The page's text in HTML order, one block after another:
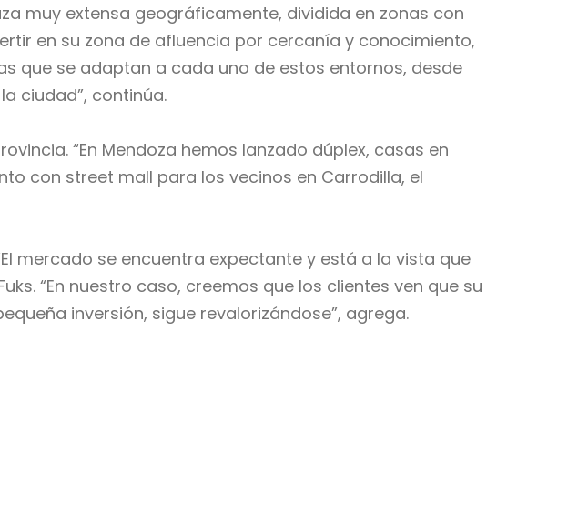
muy extensa geográficamente, dividida en zonas con
en su zona de afluencia por cercanía y conocimiento,
que se adaptan a cada uno de estos entornos, desde
ciudad”, continúa.
“En Mendoza hemos lanzado dúplex, casas en
con street mall para los vecinos en Carrodilla, el
mercado se encuentra expectante y está a la vista que
“En nuestro caso, creemos que los clientes ven que su
inversión, sigue revalorizándose”, agrega.